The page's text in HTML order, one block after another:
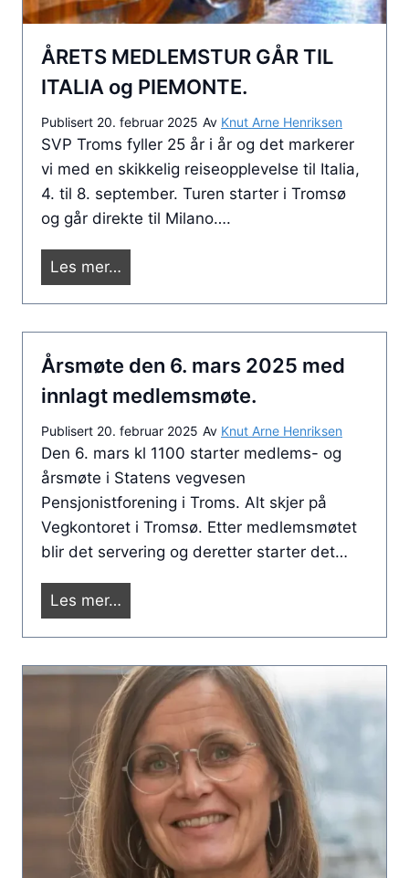
j
o
n
i
s
t
e
r
p
å
t
r
l
F
o
l
k
e
p
a
e
i
H
s
d
.
ÅRETS MEDLEMSTUR GÅR TIL
ITALIA og PIEMONTE.
Publisert 20. februar 2025 Av Knut Arne Henriksen
SVP Troms fyller 25 år i år og det markerer
vi med en skikkelig reiseopplevelse til Italia,
4. til 8. september. Turen starter i Tromsø
og går direkte til Milano….
Les mer…
R
S
M
D
L
E
M
S
T
U
G
R
T
I
L
A
L
Årsmøte den 6. mars 2025 med
innlagt medlemsmøte.
Publisert 20. februar 2025 Av Knut Arne Henriksen
Den 6. mars kl 1100 starter medlems- og
årsmøte i Statens vegvesen
Pensjonistforening i Troms. Alt skjer på
Vegkontoret i Tromsø. Etter medlemsmøtet
blir det servering og deretter starter det…
Les mer…
r
m
ø
d
6